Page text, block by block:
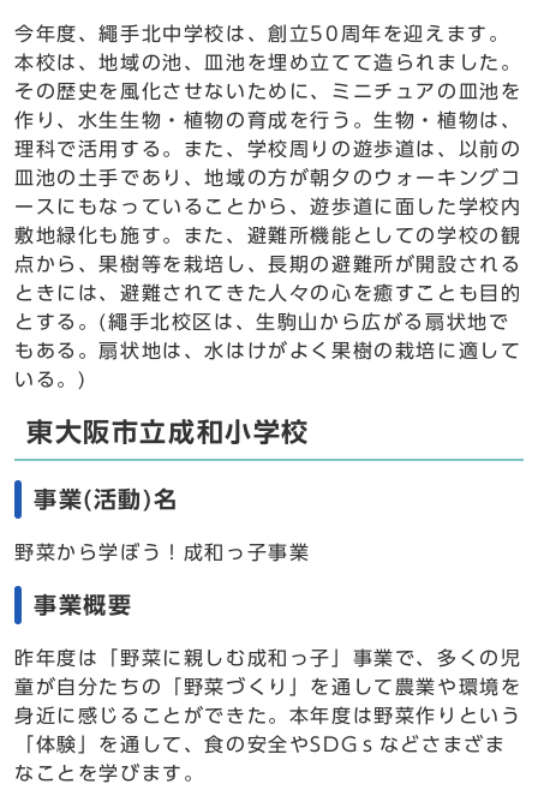
今年度、繩手北中学校は、創立50周年を迎えます。
本校は、地域の池、皿池を埋め立てて造られました。
その歴史を風化させないために、ミニチュアの皿池を
作り、水生生物・植物の育成を行う。生物・植物は、
理科で活用する。また、学校周りの遊歩道は、以前の
皿池の土手であり、地域の方が朝夕のウォーキングコ
ースにもなっていることから、遊歩道に面した学校内
敷地緑化も施す。また、避難所機能としての学校の観
点から、果樹等を栽培し、長期の避難所が開設される
ときには、避難されてきた人々の心を癒すことも目的
とする。(繩手北校区は、生駒山から広がる扇状地で
もある。扇状地は、水はけがよく果樹の栽培に適して
いる。)
東大阪市立成和小学校
事業(活動)名
野菜から学ぼう！成和っ子事業
事業概要
昨年度は「野菜に親しむ成和っ子」事業で、多くの児
童が自分たちの「野菜づくり」を通して農業や環境を
身近に感じることができた。本年度は野菜作りという
「体験」を通して、食の安全やSDGｓなどさまざま
なことを学びます。